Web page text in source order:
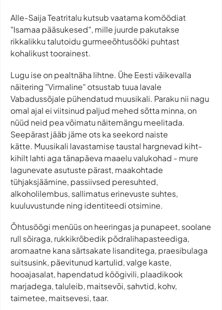
Alle-Saija Teatritalu kutsub vaatama komöödiat
"Isamaa pääsukesed", mille juurde pakutakse
rikkalikku talutoidu gurmeeõhtusööki puhtast
kohalikust toorainest.
Lugu ise on pealtnäha lihtne. Ühe Eesti väikevalla
näitering "Virmaline" otsustab tuua lavale
Vabadussõjale pühendatud muusikali. Paraku nii nagu
omal ajal ei viitsinud paljud mehed sõtta minna, on
nüüd neid pea võimatu näitemängu meelitada.
Seepärast jääb jäme ots ka seekord naiste
kätte. Muusikali lavastamise taustal hargnevad kiht-
kihilt lahti aga tänapäeva maaelu valukohad - mure
lagunevate asutuste pärast, maakohtade
tühjaksjäämine, passiivsed peresuhted,
alkoholilembus, sallimatus erinevuste suhtes,
kuuluvustunde ning identiteedi otsimine.
Õhtusöögi menüüs on heeringas ja punapeet, soolane
rull sõiraga, rukkikrõbedik põdralihapasteediga,
aromaatne kana särtsakate lisanditega, praesibulaga
suitsusink, päevitunud kartulid, valge kaste,
hooajasalat, hapendatud köögivili, plaadikook
marjadega, taluleib, maitsevõi, sahvtid, kohv,
taimetee, maitsevesi, taar.